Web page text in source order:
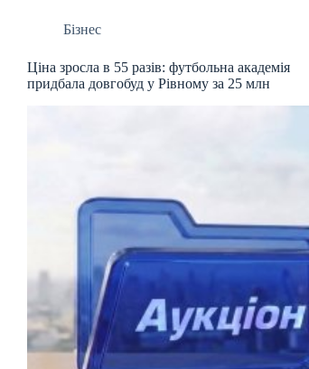
Бізнес
Ціна зросла в 55 разів: футбольна академія
придбала довгобуд у Рівному за 25 млн